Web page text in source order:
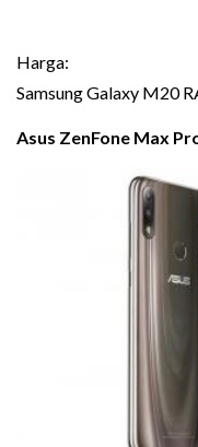
Harga:
Samsung Galaxy M20
Asus ZenFone Max